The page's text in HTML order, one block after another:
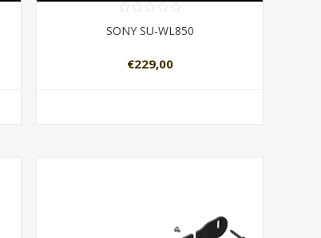
SONY SU-WL850
€229,00